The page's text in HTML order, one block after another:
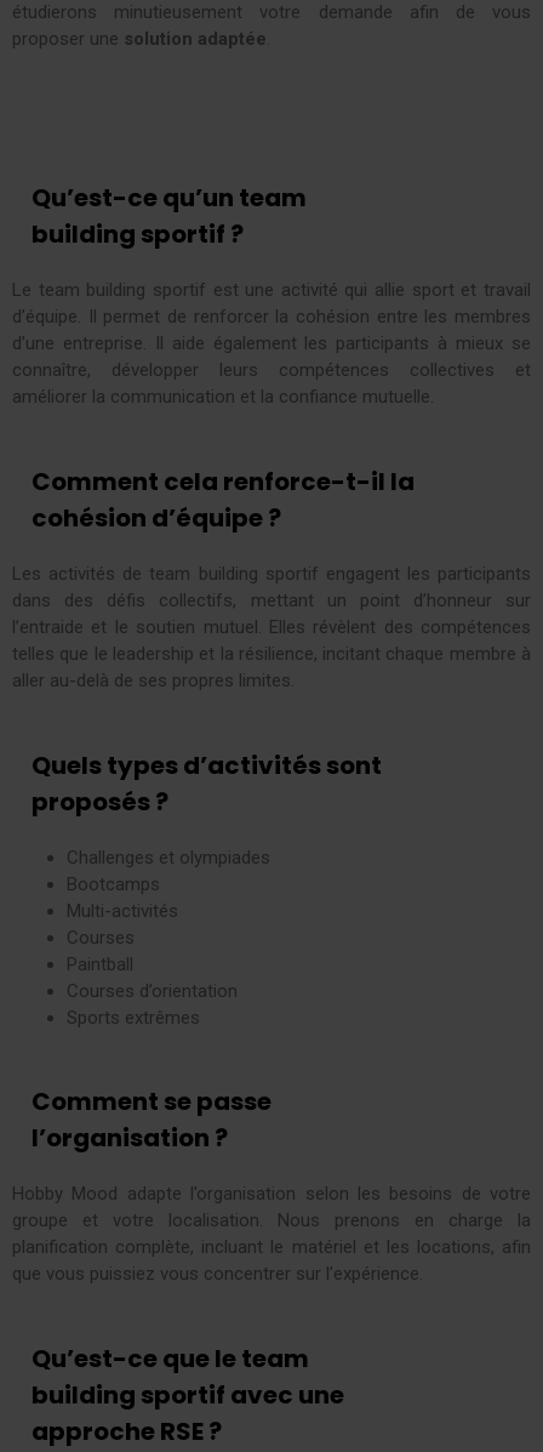
étudierons minutieusement votre demande afin de vous
proposer une solution adaptée.
Qu’est-ce qu’un team
building sportif ?
Le team building sportif est une activité qui allie sport et travail
d’équipe. Il permet de renforcer la cohésion entre les membres
d’une entreprise. Il aide également les participants à mieux se
connaître, développer leurs compétences collectives et
améliorer la communication et la confiance mutuelle.
Comment cela renforce-t-il la
cohésion d’équipe ?
Les activités de team building sportif engagent les participants
dans des défis collectifs, mettant un point d’honneur sur
l’entraide et le soutien mutuel. Elles révèlent des compétences
telles que le leadership et la résilience, incitant chaque membre à
aller au-delà de ses propres limites.
Quels types d’activités sont
proposés ?
Challenges et olympiades
Bootcamps
Multi-activités
Courses
Paintball
Courses d’orientation
Sports extrêmes
Comment se passe
l’organisation ?
Hobby Mood adapte l’organisation selon les besoins de votre
groupe et votre localisation. Nous prenons en charge la
planification complète, incluant le matériel et les locations, afin
que vous puissiez vous concentrer sur l’expérience.
Qu’est-ce que le team
building sportif avec une
approche RSE ?